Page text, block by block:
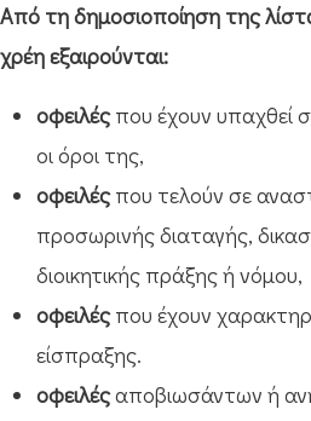
Από τη δημοσιοποίηση της
χρέη εξαιρούνται:
οφειλέςπου έχουν υπαχθεί
οι όροι της,
οφειλέςπου τελούν σε
προσωρινής διαταγής,
διοικητικής πράξης ή νόμου,
οφειλέςπου έχουν
είσπραξης.
οφειλέςαποβιωσάντων ή